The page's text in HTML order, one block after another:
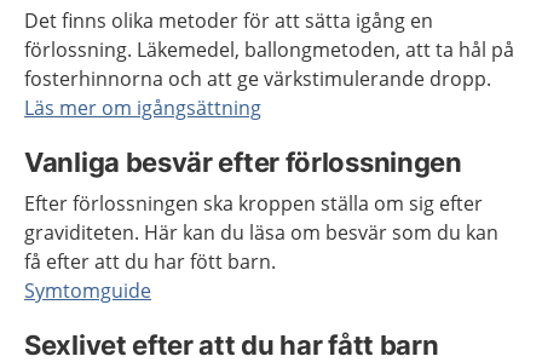
Det finns olika metoder för att sätta igång en
förlossning. Läkemedel, ballongmetoden, att ta hål på
fosterhinnorna och att ge värkstimulerande dropp.
Läs mer om igångsättning
Vanliga besvär efter förlossningen
Efter förlossningen ska kroppen ställa om sig efter
graviditeten. Här kan du läsa om besvär som du kan
få efter att du har fött barn.
Symtomguide
Sexlivet efter att du har fått barn